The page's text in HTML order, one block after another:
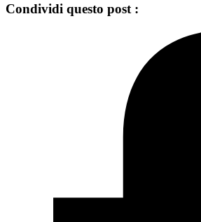
Condividi questo post :